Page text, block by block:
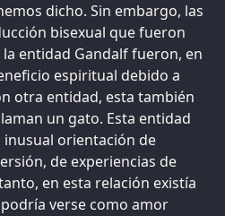
dicho. Sin embargo, las
bisexual que fueron
entidad Gandalf fueron, en
espiritual debido a
otra entidad, esta también
un gato. Esta entidad
orientación de
de experiencias de
en esta relación existía
verse como amor